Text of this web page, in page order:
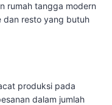
rumah tangga modern
dan resto yang butuh
produksi pada
dalam jumlah